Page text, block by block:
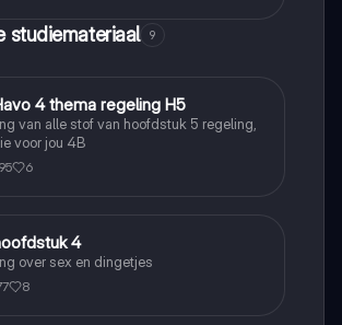
studiemateriaal 9
4 thema regeling H5
van alle stof van hoofdstuk 5 regeling,
voor jou 4B
6
4
over sex en dingetjes
8